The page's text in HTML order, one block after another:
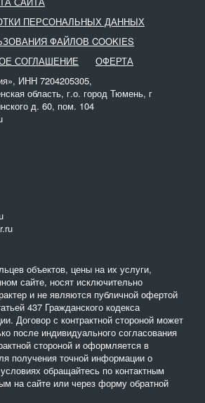
используется в случаях, когда нет
теплотрассу под грунтом, укладка труб
которые устанавливаются отдельно.
ознакомиться с трубоукладчиками,
облегчить вес процесс
теплоснабжения. Аренда
будет актуальна при проведении
и промышленного строительства.
ПЕРСОНАЛЬНЫХ ДАННЫХ
ФАЙЛОВ COOKIES
СОГЛАШЕНИЕ
ОФЕРТА
ИНН 7204205305,
область, г.о. город Тюмень, г
д. 60, пом. 104
объектов, цены на их услуги,
сайте, носят исключительно
и не являются публичной офертой
437 Гражданского кодекса
Договор с контрактной стороной может
после индивидуального согласования
стороной и оформляется в
получения точной информации о
обращайтесь по контактным
на сайте или через форму обратной